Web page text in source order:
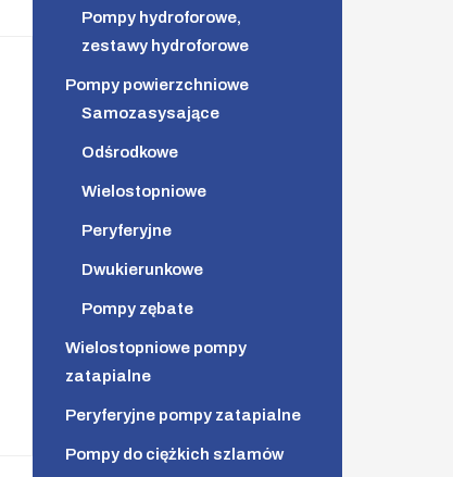
Pompy hydroforowe,
zestawy hydroforowe
Pompy powierzchniowe
Samozasysające
Odśrodkowe
Wielostopniowe
Peryferyjne
Dwukierunkowe
Pompy zębate
Wielostopniowe pompy
zatapialne
Peryferyjne pompy zatapialne
Pompy do ciężkich szlamów